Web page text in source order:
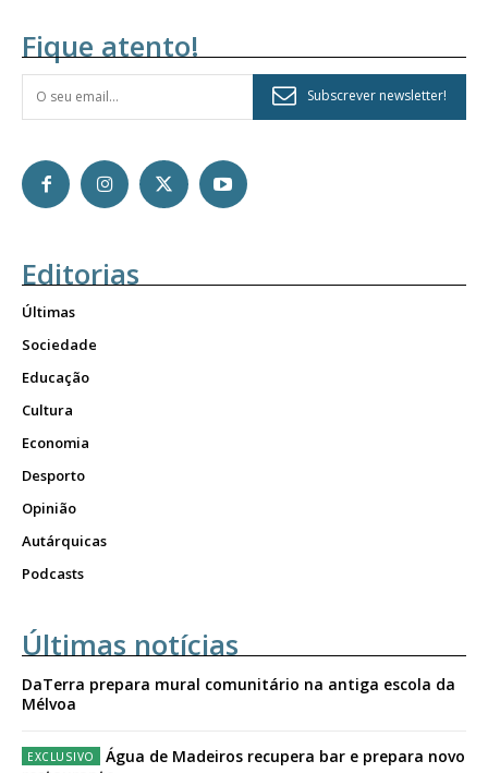
Fique atento!
Subscrever newsletter!
Editorias
Últimas
Sociedade
Educação
Cultura
Economia
Desporto
Opinião
Autárquicas
Podcasts
Últimas notícias
DaTerra prepara mural comunitário na antiga escola da
Mélvoa
Água de Madeiros recupera bar e prepara novo